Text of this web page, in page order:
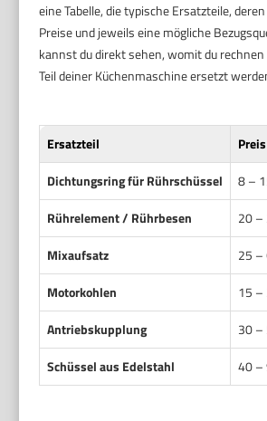
eine Tabelle, die typische Ersatzteile,
Preise und jeweils eine mögliche
kannst du direkt sehen, womit du
Teil deiner Küchenmaschine ersetzt
Ersatzteil
Dichtungsring für Rührschüssel
8 –
Rührelement / Rührbesen
20 –
Mixaufsatz
25 –
Motorkohlen
15 –
Antriebskupplung
30 –
Schüssel aus Edelstahl
40 –